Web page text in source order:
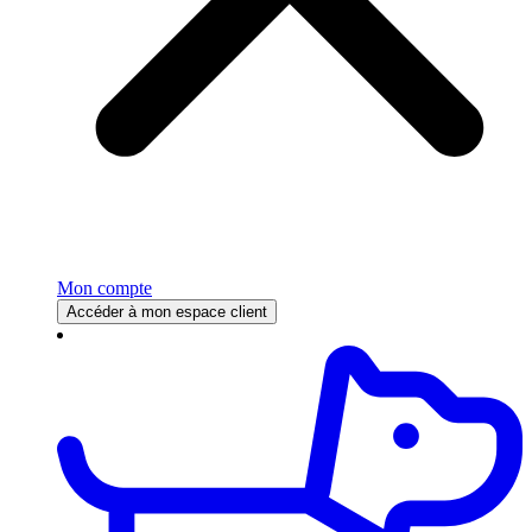
Mon compte
Accéder à mon espace client